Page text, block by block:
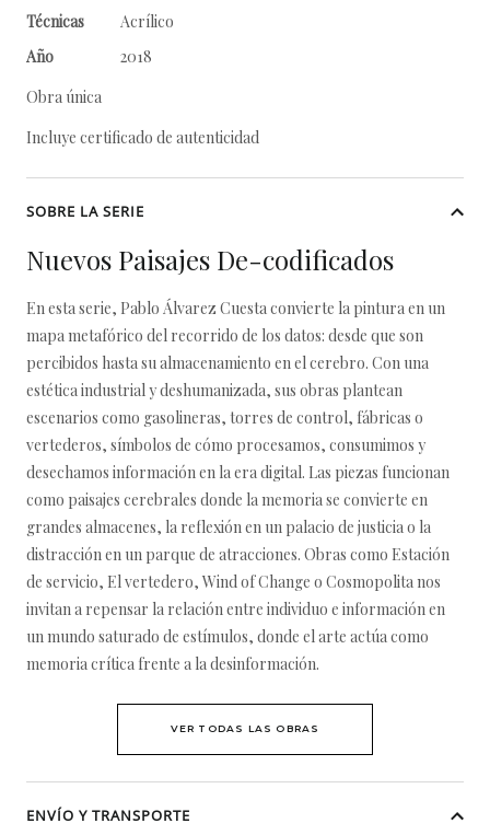
Técnicas
Acrílico
Año
2018
Obra única
Incluye certificado de autenticidad
SOBRE LA SERIE
Nuevos Paisajes De-codificados
En esta serie, Pablo Álvarez Cuesta convierte la pintura en un
mapa metafórico del recorrido de los datos: desde que son
percibidos hasta su almacenamiento en el cerebro. Con una
estética industrial y deshumanizada, sus obras plantean
escenarios como gasolineras, torres de control, fábricas o
vertederos, símbolos de cómo procesamos, consumimos y
desechamos información en la era digital. Las piezas funcionan
como paisajes cerebrales donde la memoria se convierte en
grandes almacenes, la reflexión en un palacio de justicia o la
distracción en un parque de atracciones. Obras como Estación
de servicio, El vertedero, Wind of Change o Cosmopolita nos
invitan a repensar la relación entre individuo e información en
un mundo saturado de estímulos, donde el arte actúa como
memoria crítica frente a la desinformación.
VER TODAS LAS OBRAS
ENVÍO Y TRANSPORTE